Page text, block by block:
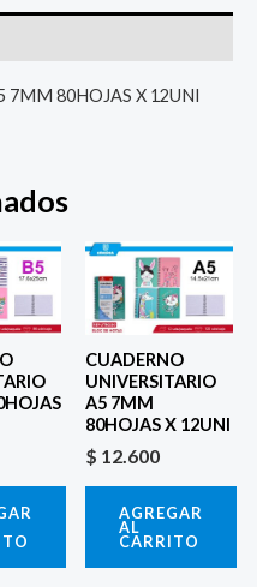
7MM 80HOJAS X 12UNI
CUADERNO
UNIVERSITARIO
A5 7MM
80HOJAS X 12UNI
$ 12.600
AGREGAR
AL
CARRITO